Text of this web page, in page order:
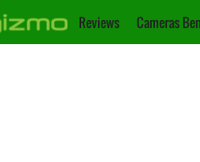
Reviews Cameras